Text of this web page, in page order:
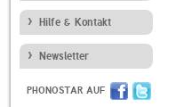
Hilfe & Kontakt
Newsletter
PHONOSTAR AUF